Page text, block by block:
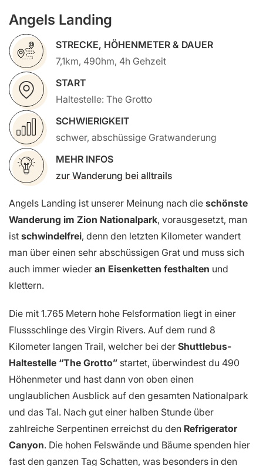
Angels Landing
STRECKE, HÖHENMETER & DAUER
7,1km, 490hm, 4h Gehzeit
START
Haltestelle: The Grotto
SCHWIERIGKEIT
schwer, abschüssige Gratwanderung
MEHR INFOS
zur Wanderung bei alltrails
Angels Landing ist unserer Meinung nach die schönste
Wanderung im Zion Nationalpark, vorausgesetzt, man
ist schwindelfrei, denn den letzten Kilometer wandert
man über einen sehr abschüssigen Grat und muss sich
auch immer wieder an Eisenketten festhalten und
klettern.
Die mit 1.765 Metern hohe Felsformation liegt in einer
Flussschlinge des Virgin Rivers. Auf dem rund 8
Kilometer langen Trail, welcher bei der Shuttlebus-
Haltestelle “The Grotto” startet, überwindest du 490
Höhenmeter und hast dann von oben einen
unglaublichen Ausblick auf den gesamten Nationalpark
und das Tal. Nach gut einer halben Stunde über
zahlreiche Serpentinen erreichst du den Refrigerator
Canyon. Die hohen Felswände und Bäume spenden hier
fast den ganzen Tag Schatten, was besonders in den